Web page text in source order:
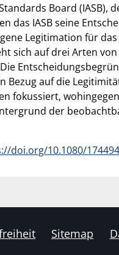
Board (IASB),
das IASB seine
Legitimation für das
sich auf drei Arten
Bezug auf die
fokussiert,
der
doi.org/10.1080/
Sitemap